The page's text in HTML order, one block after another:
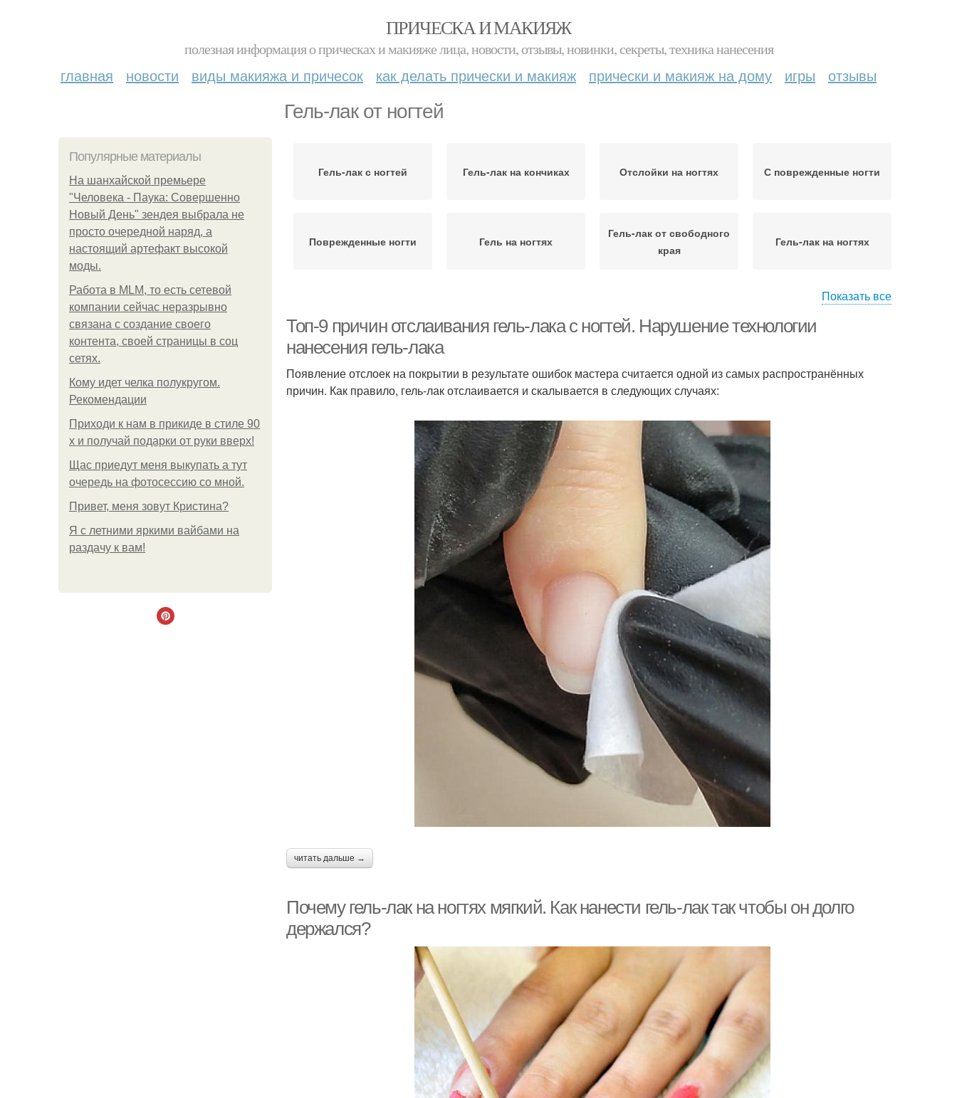
ПРИЧЕСКА И МАКИЯЖ
полезная информация о прическах и макияже лица, новости, отзывы, новинки, секреты, техника нанесения
главная новости виды макияжа и причесок как делать прически и макияж прически и макияж на дому игры отзывы
Гель-лак от ногтей
Популярные материалы
На шанхайской премьере
"Человека - Паука: Совершенно
Новый День" зендея выбрала не
просто очередной наряд, а
настоящий артефакт высокой
моды.
Работа в MLM, то есть сетевой
компании сейчас неразрывно
связана с создание своего
контента, своей страницы в соц
сетях.
Кому идет челка полукругом.
Рекомендации
Приходи к нам в прикиде в стиле 90
х и получай подарки от руки вверх!
Щас приедут меня выкупать а тут
очередь на фотосессию со мной.
Привет, меня зовут Кристина?
Я с летними яркими вайбами на
раздачу к вам!
Гель-лак с ногтей Гель-лак на кончиках Отслойки на ногтях С поврежденные ногти
Поврежденные ногти Гель на ногтях
Гель-лак от свободного
края
Гель-лак на ногтях
крае
Лак на ногтях Гель от ногтя
Гель на нарощенных
ногтях
Нарощенные ногти
Показать все
Топ-9 причин отслаивания гель-лака с ногтей. Нарушение технологии
нанесения гель-лака
Появление отслоек на покрытии в результате ошибок мастера считается одной из самых распространённых
причин. Как правило, гель-лак отслаивается и скалывается в следующих случаях:
читать дальше →
Почему гель-лак на ногтях мягкий. Как нанести гель-лак так чтобы он долго
держался?